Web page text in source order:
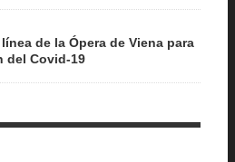
de la Ópera de Viena para
del Covid-19